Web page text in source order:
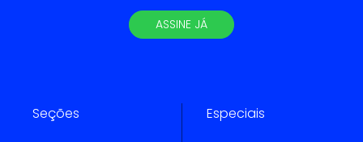
ASSINE JÁ
Seções Especiais